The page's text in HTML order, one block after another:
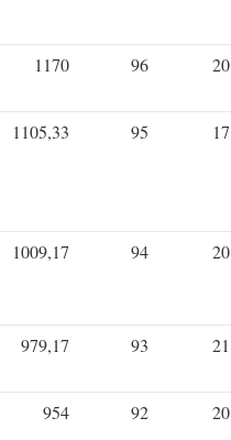
1170 96 20
1105,33 95 17
1009,17 94 20
979,17 93 21
954 92 20